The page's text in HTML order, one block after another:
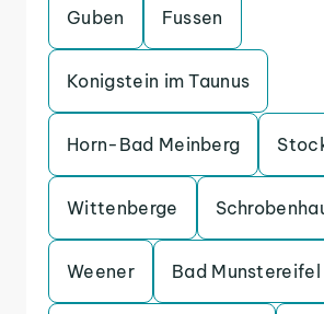
Guben Fussen
Konigstein im Taunus
Horn-Bad Meinberg
Wittenberge
Weener Bad Munstereifel